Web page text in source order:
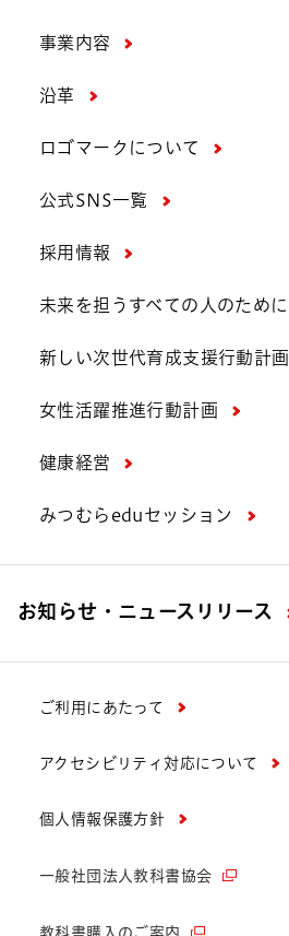
事業内容
沿革
ロゴマークについて
公式SNS一覧
採用情報
未来を担うすべての人のために
新しい次世代育成支援行動計画
女性活躍推進行動計画
健康経営
みつむらeduセッション
お知らせ・ニュースリリース
ご利用にあたって
アクセシビリティ対応について
個人情報保護方針
一般社団法人教科書協会
教科書購入のご案内